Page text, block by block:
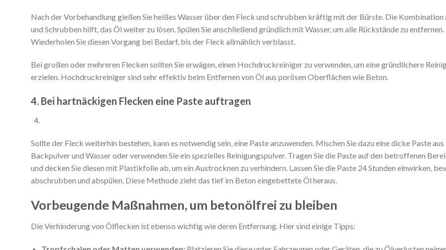
Nach der Vorbehandlung gießen Sie heißes Wasser über den Fleck und schrubben kräftig mit der Bürste. Die Kombination
und Schrubben hilft, das Öl weiter zu lösen. Spülen Sie anschließend gründlich mit Wasser, um alle Rückstände zu entfernen.
Wiederholen Sie diesen Vorgang bei Bedarf, bis der Fleck allmählich verblasst.
Bei großen oder mehreren Flecken sollten Sie erwägen, einen Hochdruckreiniger zu verwenden, um eine gründlichere
erzielen. Hochdruckreiniger sind sehr effektiv beim Entfernen von Öl aus porösen Oberflächen wie Beton.
4. Bei hartnäckigen Flecken eine Paste auftragen
Sollte der Fleck weiterhin bestehen, kann es notwendig sein, eine Paste anzuwenden. Mischen Sie dazu eine dicke Paste aus
Backpulver und Wasser oder verwenden Sie ein spezielles Reinigungspulver. Tragen Sie die Paste auf den betroffenen
und decken Sie diesen mit Plastikfolie ab, um ein Austrocknen zu verhindern. Lassen Sie die Paste 24 Stunden einwirken,
abschrubben und abspülen. Diese Methode zieht das tief im Beton eingebettete Öl heraus.
Vorbeugende Maßnahmen, um betonölfrei zu bleiben
Die Verhinderung von Ölflecken ist ebenso wichtig wie deren Entfernung. Hier sind einige Tipps: